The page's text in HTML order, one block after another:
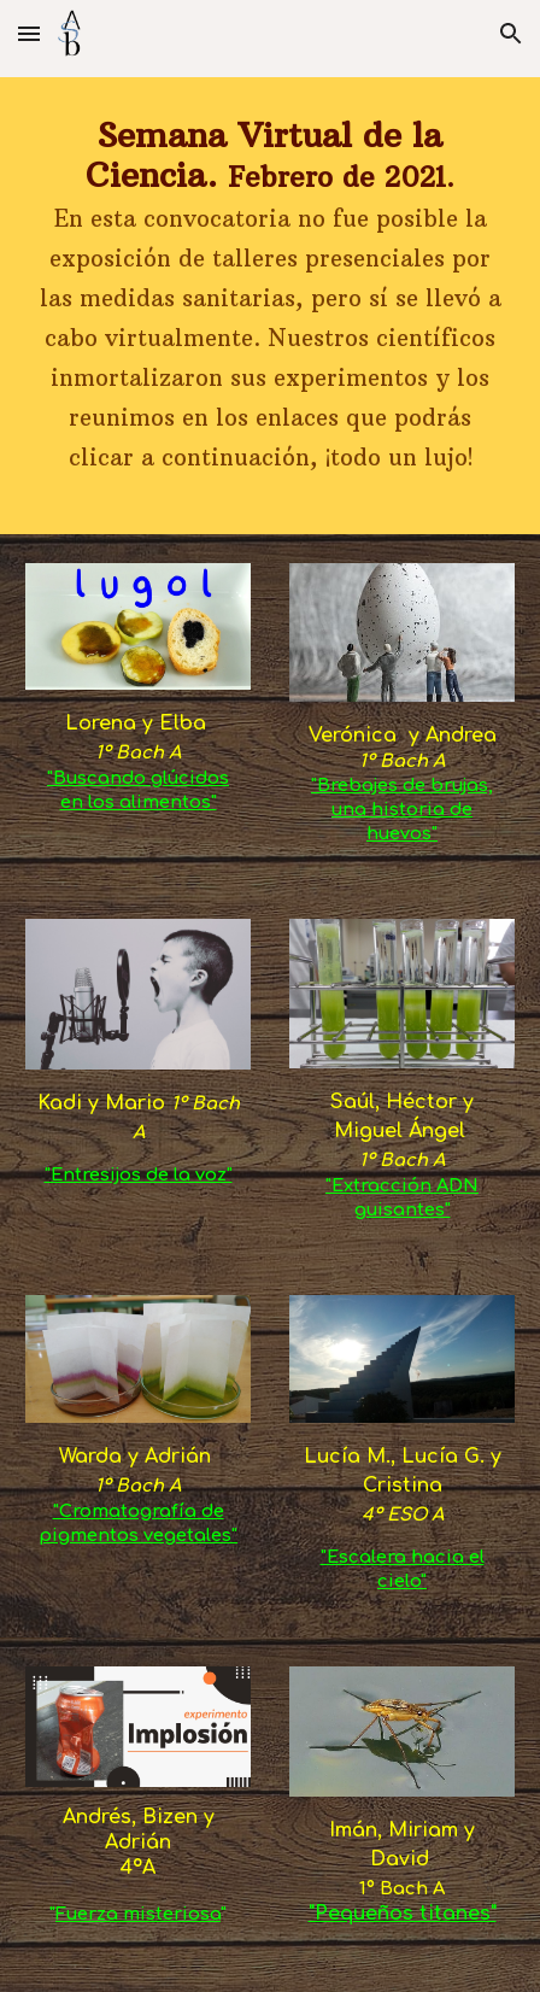
Skip to main content Skip to navigation
Semana Virtual de la
Ciencia. Febrero de 2021.
En esta convocatoria no fue posible la
exposición de talleres presenciales por
las medidas sanitarias, pero sí se llevó a
cabo virtualmente. Nuestros científicos
inmortalizaron sus experimentos y los
reunimos en los enlaces que podrás
clicar a continuación, ¡todo un lujo!
Lorena y Elba
1º Bach A
"Buscando glúcidos
en los alimentos"
Verónica y Andrea
1º Bach A
"Brebajes de brujas,
una historia de
huevos"
Kadi y Mario1º Bach
A
"Entresijos de la voz"
Saúl, Héctor y
Miguel Ángel
1º Bach A
"Extracción ADN
guisantes"
Warda y Adrián
1º Bach A
"Cromatografía de
pigmentos vegetales"
Lucía M., Lucía G. y
Cristina
4º ESO A
"Escalera hacia el
cielo"
Andrés, Bizen y
Adrián
4ºA
"Fuerza misteriosa"
Imán, Miriam y
David
1º Bach A
"Pequeños titanes"